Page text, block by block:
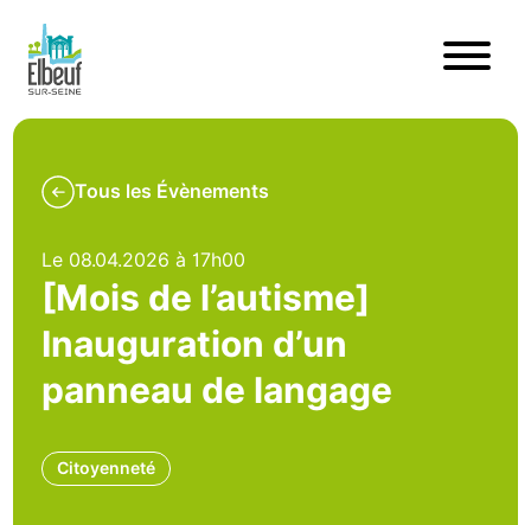
Tous les Évènements
Le 08.04.2026 à 17h00
[Mois de l’autisme]
Inauguration d’un
panneau de langage
Citoyenneté